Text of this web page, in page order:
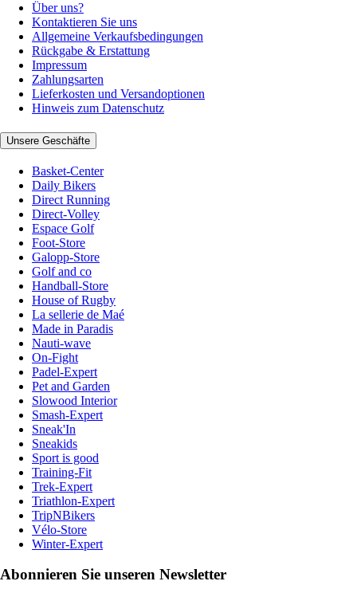
Über uns?
Kontaktieren Sie uns
Allgemeine Verkaufsbedingungen
Rückgabe & Erstattung
Impressum
Zahlungsarten
Lieferkosten und Versandoptionen
Hinweis zum Datenschutz
Unsere Geschäfte
Basket-Center
Daily Bikers
Direct Running
Direct-Volley
Espace Golf
Foot-Store
Galopp-Store
Golf and co
Handball-Store
House of Rugby
La sellerie de Maé
Made in Paradis
Nauti-wave
On-Fight
Padel-Expert
Pet and Garden
Slowood Interior
Smash-Expert
Sneak'In
Sneakids
Sport is good
Training-Fit
Trek-Expert
Triathlon-Expert
TripNBikers
Vélo-Store
Winter-Expert
Abonnieren Sie unseren Newsletter